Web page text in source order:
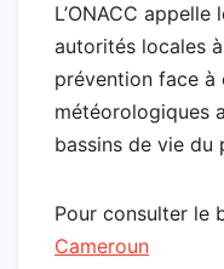
L’ONACC
autorités locales
prévention face à
météorologiques
bassins de vie du
Pour consulter le
Cameroun